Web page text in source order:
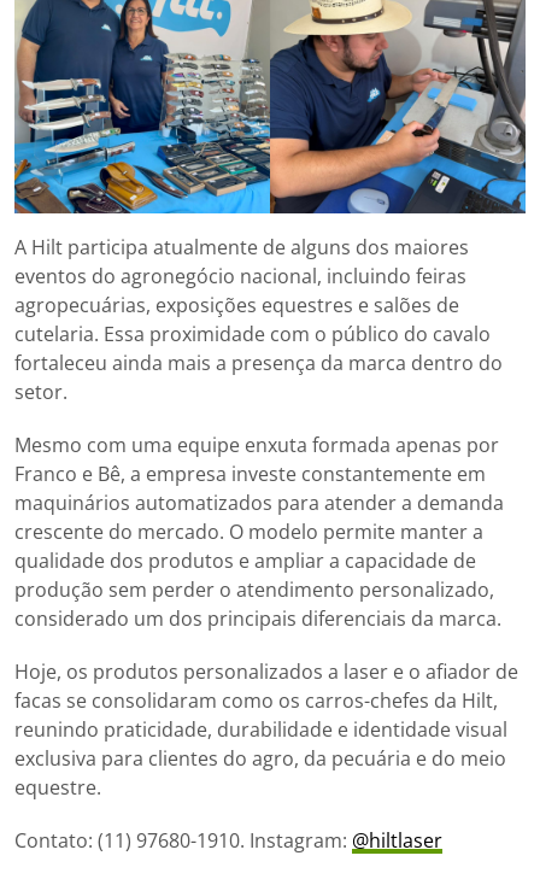
A Hilt participa atualmente de alguns dos maiores
eventos do agronegócio nacional, incluindo feiras
agropecuárias, exposições equestres e salões de
cutelaria. Essa proximidade com o público do cavalo
fortaleceu ainda mais a presença da marca dentro do
setor.
Mesmo com uma equipe enxuta formada apenas por
Franco e Bê, a empresa investe constantemente em
maquinários automatizados para atender a demanda
crescente do mercado. O modelo permite manter a
qualidade dos produtos e ampliar a capacidade de
produção sem perder o atendimento personalizado,
considerado um dos principais diferenciais da marca.
Hoje, os produtos personalizados a laser e o afiador de
facas se consolidaram como os carros-chefes da Hilt,
reunindo praticidade, durabilidade e identidade visual
exclusiva para clientes do agro, da pecuária e do meio
equestre.
Contato: (11) 97680-1910. Instagram: @hiltlaser